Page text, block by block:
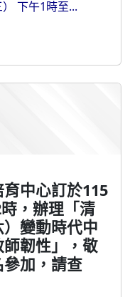
下午1時至...
中心訂於115
，辦理「清
變動時代中
韌性」，敬
加，請查